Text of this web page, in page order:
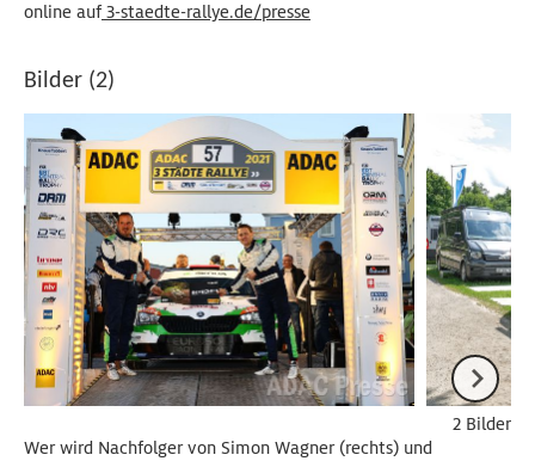
online auf3-staedte-rallye.de/presse
Bilder (2)
Wer wird Nachfolger von Simon Wagner (rechts) und
2 Bilder